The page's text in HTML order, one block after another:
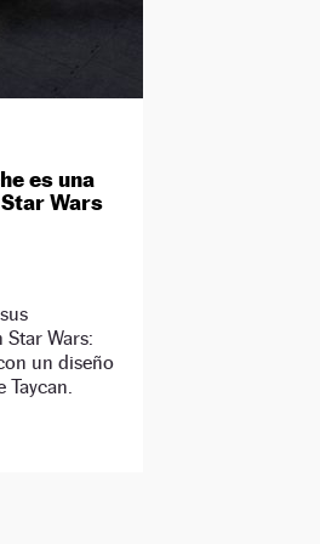
es una
Wars
Wars:
un diseño
Taycan.